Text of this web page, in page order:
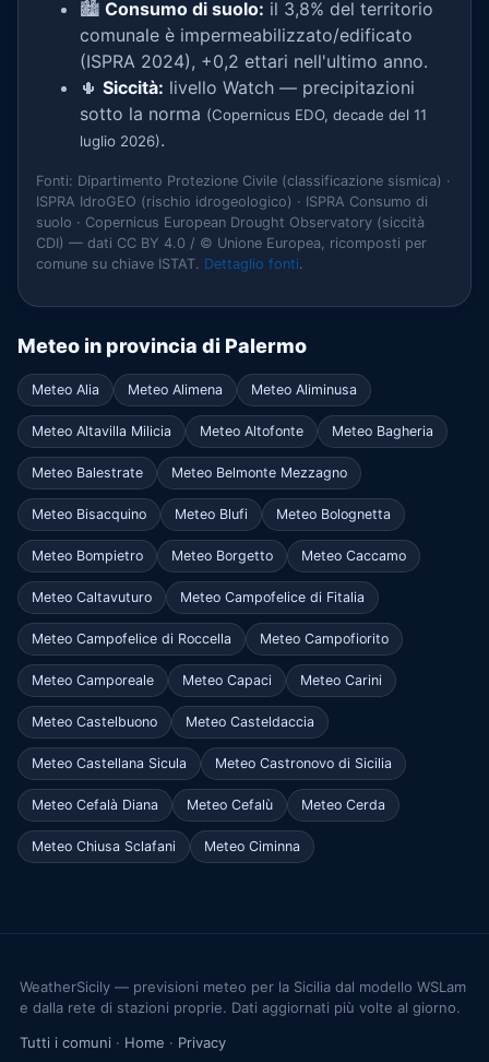
🏙️ Consumo di suolo: il 3,8% del territorio
comunale è impermeabilizzato/edificato
(ISPRA 2024), +0,2 ettari nell'ultimo anno.
🌵 Siccità: livello Watch — precipitazioni
sotto la norma (Copernicus EDO, decade del 11
luglio 2026).
Fonti: Dipartimento Protezione Civile (classificazione sismica) ·
ISPRA IdroGEO (rischio idrogeologico) · ISPRA Consumo di
suolo · Copernicus European Drought Observatory (siccità
CDI) — dati CC BY 4.0 / © Unione Europea, ricomposti per
comune su chiave ISTAT. Dettaglio fonti.
Meteo in provincia di Palermo
Meteo Alia Meteo Alimena Meteo Aliminusa
Meteo Altavilla Milicia Meteo Altofonte Meteo Bagheria
Meteo Balestrate Meteo Belmonte Mezzagno
Meteo Bisacquino Meteo Blufi Meteo Bolognetta
Meteo Bompietro Meteo Borgetto Meteo Caccamo
Meteo Caltavuturo Meteo Campofelice di Fitalia
Meteo Campofelice di Roccella Meteo Campofiorito
Meteo Camporeale Meteo Capaci Meteo Carini
Meteo Castelbuono Meteo Casteldaccia
Meteo Castellana Sicula Meteo Castronovo di Sicilia
Meteo Cefalà Diana Meteo Cefalù Meteo Cerda
Meteo Chiusa Sclafani Meteo Ciminna
WeatherSicily — previsioni meteo per la Sicilia dal modello WSLam
e dalla rete di stazioni proprie. Dati aggiornati più volte al giorno.
Tutti i comuni · Home · Privacy